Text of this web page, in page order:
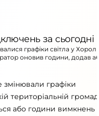
за сьогодні
графіки світла у
оновив години, додав
графіки
територіальній
або години вимкнень